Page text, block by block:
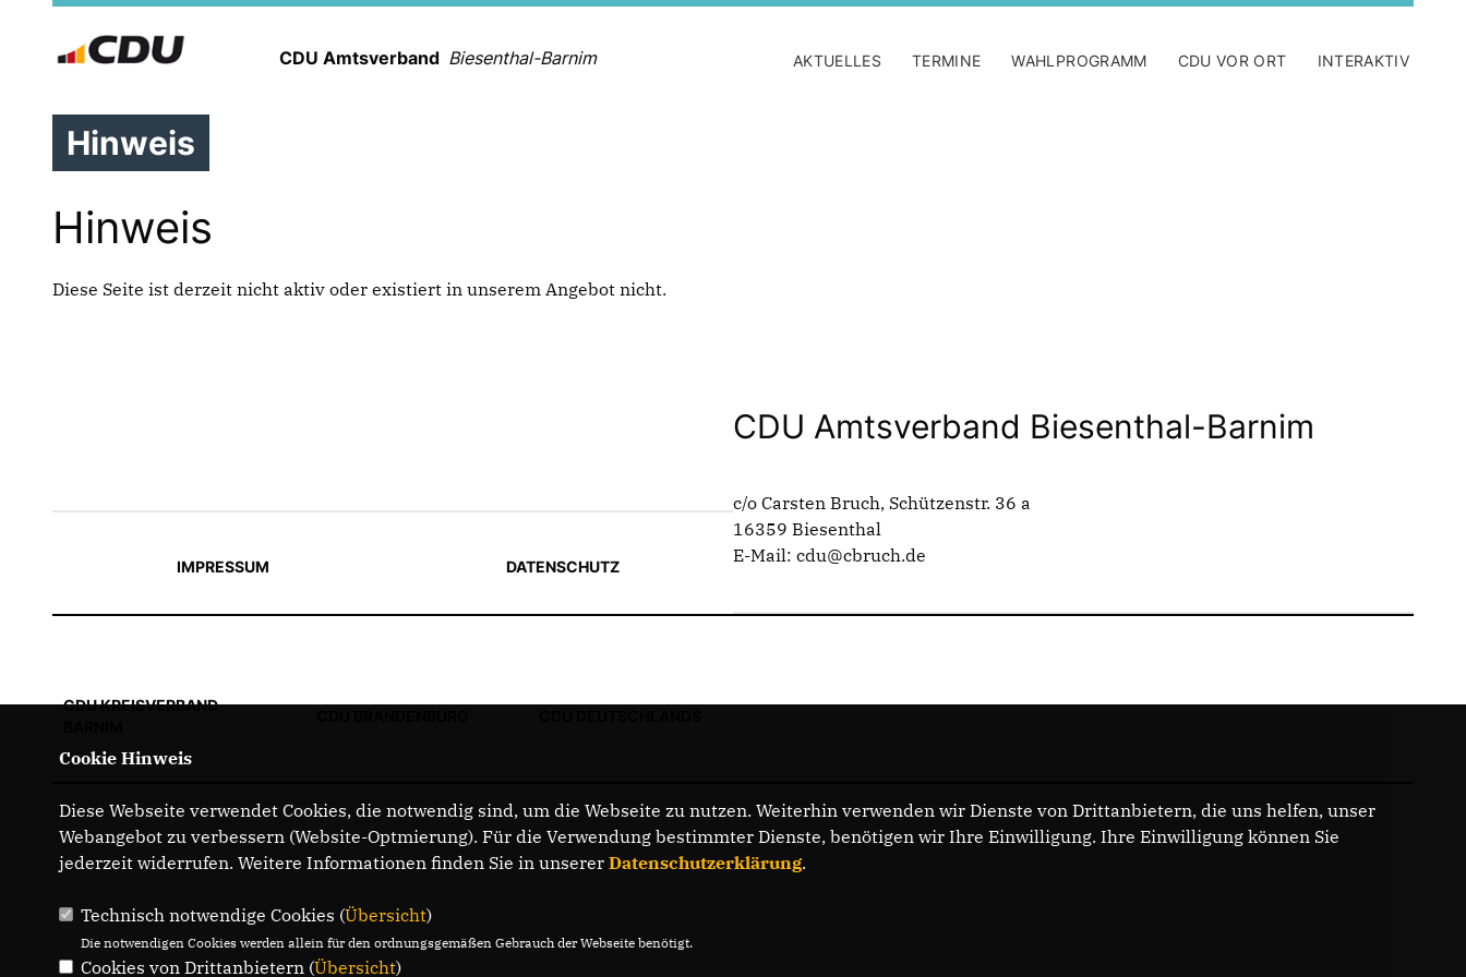
CDU Amtsverband Biesenthal-Barnim AKTUELLES TERMINE WAHLPROGRAMM CDU VOR ORT INTERAKTIV
Hinweis
Hinweis
Diese Seite ist derzeit nicht aktiv oder existiert in unserem Angebot nicht.
IMPRESSUM DATENSCHUTZ
CDU Amtsverband Biesenthal-Barnim
c/o Carsten Bruch, Schützenstr. 36 a
16359 Biesenthal
E-Mail: cdu@cbruch.de
CDU KREISVERBAND
Cookie Hinweis
Diese Webseite verwendet Cookies, die notwendig sind, um die Webseite zu nutzen. Weiterhin verwenden wir Dienste von Drittanbietern, die uns helfen, unser
Webangebot zu verbessern (Website-Optmierung). Für die Verwendung bestimmter Dienste, benötigen wir Ihre Einwilligung. Ihre Einwilligung können Sie
jederzeit widerrufen. Weitere Informationen finden Sie in unserer Datenschutzerklärung.
Technisch notwendige Cookies (Übersicht)
Die notwendigen Cookies werden allein für den ordnungsgemäßen Gebrauch der Webseite benötigt.
Cookies von Drittanbietern (Übersicht)